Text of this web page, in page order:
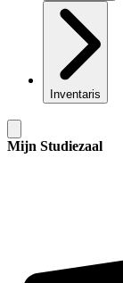
Inventaris
Mijn Studiezaal